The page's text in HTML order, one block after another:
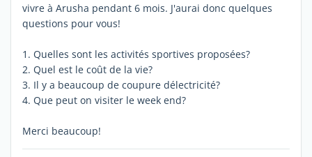
vivre à Arusha pendant 6 mois. J'aurai donc quelques
questions pour vous!
1. Quelles sont les activités sportives proposées?
2. Quel est le coût de la vie?
3. Il y a beaucoup de coupure délectricité?
4. Que peut on visiter le week end?
Merci beaucoup!